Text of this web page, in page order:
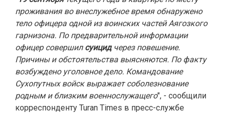
проживания во внеслужебное время обнаружено
тело офицера одной из воинских частей Аягозкого
гарнизона. По предварительной информации
офицер совершил суицидчерез повешение.
Причины и обстоятельства выясняются. По факту
возбуждено уголовное дело. Командование
Сухопутных войск выражает соболезнование
родным и близким военнослужащего", - сообщили
корреспонденту Turan Times в пресс-службе